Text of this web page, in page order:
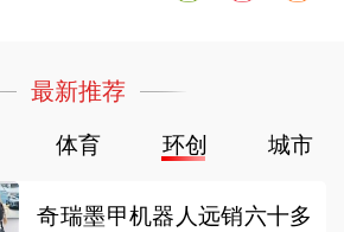
最新推荐
体育 环创 城市
奇瑞墨甲机器人远销六十多